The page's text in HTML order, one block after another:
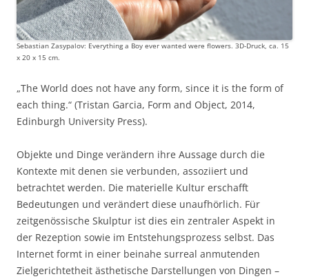
Sebastian Zasypalov: Everything a Boy ever wanted were flowers. 3D-Druck, ca. 15
x 20 x 15 cm.
„The World does not have any form, since it is the form of
each thing.“ (Tristan Garcia, Form and Object, 2014,
Edinburgh University Press).
Objekte und Dinge verändern ihre Aussage durch die
Kontexte mit denen sie verbunden, assoziiert und
betrachtet werden. Die materielle Kultur erschafft
Bedeutungen und verändert diese unaufhörlich. Für
zeitgenössische Skulptur ist dies ein zentraler Aspekt in
der Rezeption sowie im Entstehungsprozess selbst. Das
Internet formt in einer beinahe surreal anmutenden
Zielgerichtetheit ästhetische Darstellungen von Dingen –